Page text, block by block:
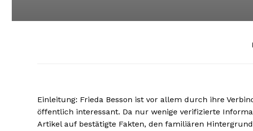
Einleitung: Frieda Besson ist vor allem durch ihre
öffentlich interessant. Da nur wenige verifizierte
Artikel auf bestätigte Fakten, den familiären